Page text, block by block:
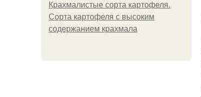
Крахмалистые сорта картофеля.
Сорта картофеля с высоким
содержанием крахмала